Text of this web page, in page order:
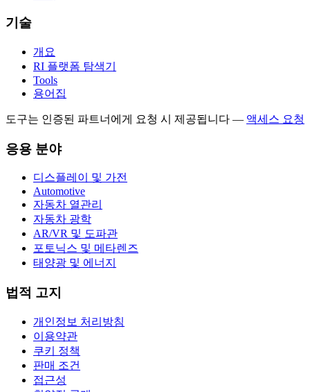
기술
개요
RI 플랫폼 탐색기
Tools
용어집
도구는 인증된 파트너에게 요청 시 제공됩니다 — 액세스 요청
응용 분야
디스플레이 및 가전
Automotive
자동차 열관리
자동차 광학
AR/VR 및 도파관
포토닉스 및 메타렌즈
태양광 및 에너지
법적 고지
개인정보 처리방침
이용약관
쿠키 정책
판매 조건
접근성